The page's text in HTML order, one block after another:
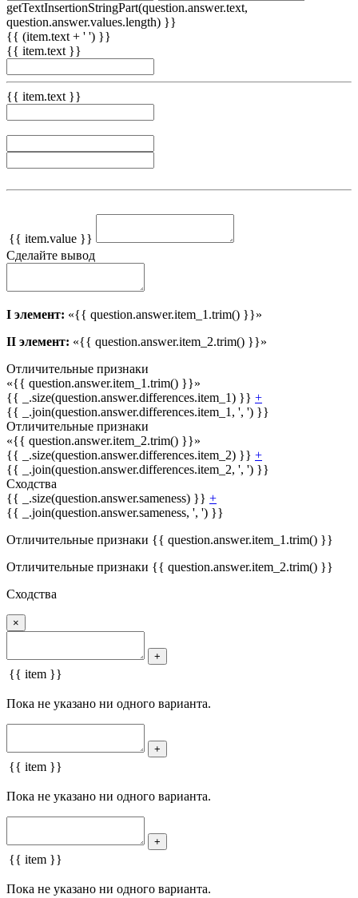
getTextInsertionStringPart(question.answer.text,
question.answer.values.length) }}
{{ (item.text + ' ') }}
{{ item.text }}
{{ item.text }}
{{ item.value }}
Сделайте вывод
I элемент: «{{ question.answer.item_1.trim() }}»
II элемент: «{{ question.answer.item_2.trim() }}»
Отличительные признаки
«{{ question.answer.item_1.trim() }}»
{{ _.size(question.answer.differences.item_1) }} +
{{ _.join(question.answer.differences.item_1, ', ') }}
Отличительные признаки
«{{ question.answer.item_2.trim() }}»
{{ _.size(question.answer.differences.item_2) }} +
{{ _.join(question.answer.differences.item_2, ', ') }}
Сходства
{{ _.size(question.answer.sameness) }} +
{{ _.join(question.answer.sameness, ', ') }}
Отличительные признаки {{ question.answer.item_1.trim() }}
Отличительные признаки {{ question.answer.item_2.trim() }}
Сходства
×
+
{{ item }}
Пока не указано ни одного варианта.
+
{{ item }}
Пока не указано ни одного варианта.
+
{{ item }}
Пока не указано ни одного варианта.